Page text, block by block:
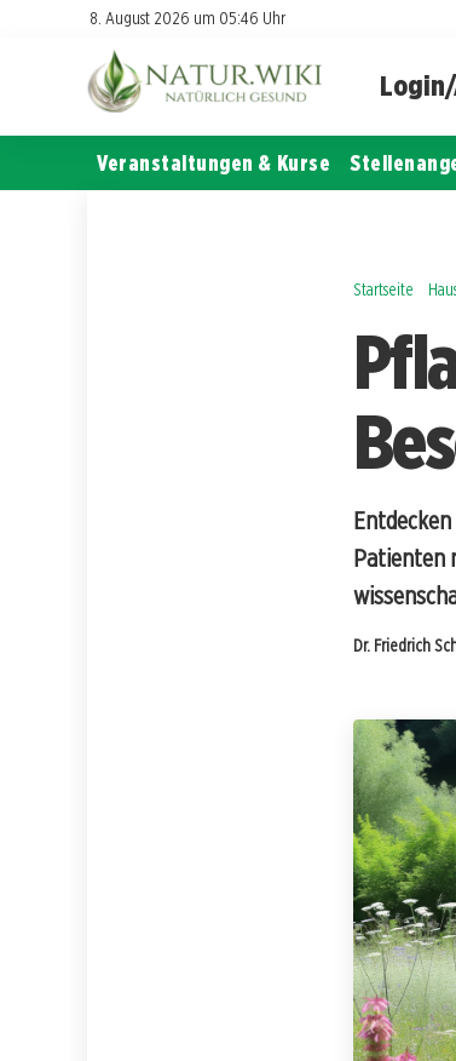
8. August 2026 um 05:46 Uhr
Veranstaltungen & Kurse
Startseite
Patienten
Dr. Friedrich